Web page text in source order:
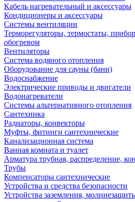
Кабель нагревательный и аксессуары
Кондиционеры и аксессуары
Системы вентиляции
Терморегуляторы, термостаты,
обогревом
Вентиляторы
Система водяного отопления
Оборудование для сауны (бани)
Водоснабжение
Электрические приводы и двигатели
Водонагреватели
Системы альтернативного отопления
Сантехника
Радиаторы, конвекторы
Муфты, фитинги сантехнические
Канализационная система
Ванная комната и туалет
Арматура трубная, распределение,
Трубы
Компенсаторы сантехнические
Устройства и средства безопасности
Устройства заземления,